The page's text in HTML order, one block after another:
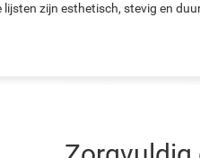
zijn esthetisch, stevig en